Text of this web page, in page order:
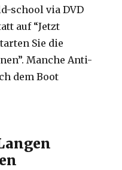
school via DVD
auf “Jetzt
Sie die
Manche Anti-
dem Boot